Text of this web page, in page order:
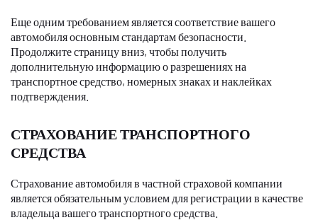
Еще одним требованием является соответствие вашего
автомобиля основным стандартам безопасности.
Продолжите страницу вниз, чтобы получить
дополнительную информацию о разрешениях на
транспортное средство, номерных знаках и наклейках
подтверждения.
СТРАХОВАНИЕ ТРАНСПОРТНОГО
СРЕДСТВА
Страхование автомобиля в частной страховой компании
является обязательным условием для регистрации в качестве
владельца вашего транспортного средства.